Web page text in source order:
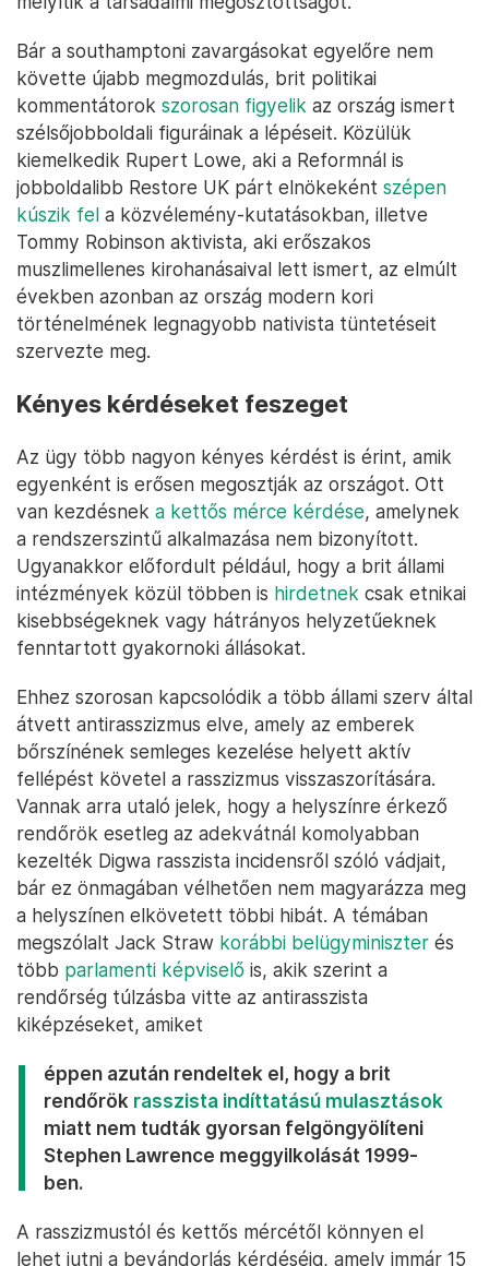
Bár a southamptoni zavargásokat egyelőre nem
követte újabb megmozdulás, brit politikai
kommentátorok szorosan figyelik az ország ismert
szélsőjobboldali figuráinak a lépéseit. Közülük
kiemelkedik Rupert Lowe, aki a Reformnál is
jobboldalibb Restore UK párt elnökeként szépen
kúszik fel a közvélemény-kutatásokban, illetve
Tommy Robinson aktivista, aki erőszakos
muszlimellenes kirohanásaival lett ismert, az elmúlt
években azonban az ország modern kori
történelmének legnagyobb nativista tüntetéseit
szervezte meg.
Kényes kérdéseket feszeget
Az ügy több nagyon kényes kérdést is érint, amik
egyenként is erősen megosztják az országot. Ott
van kezdésnek a kettős mérce kérdése, amelynek
a rendszerszintű alkalmazása nem bizonyított.
Ugyanakkor előfordult például, hogy a brit állami
intézmények közül többen is hirdetnek csak etnikai
kisebbségeknek vagy hátrányos helyzetűeknek
fenntartott gyakornoki állásokat.
Ehhez szorosan kapcsolódik a több állami szerv által
átvett antirasszizmus elve, amely az emberek
bőrszínének semleges kezelése helyett aktív
fellépést követel a rasszizmus visszaszorítására.
Vannak arra utaló jelek, hogy a helyszínre érkező
rendőrök esetleg az adekvátnál komolyabban
kezelték Digwa rasszista incidensről szóló vádjait,
bár ez önmagában vélhetően nem magyarázza meg
a helyszínen elkövetett többi hibát. A témában
megszólalt Jack Straw korábbi belügyminiszter és
több parlamenti képviselő is, akik szerint a
rendőrség túlzásba vitte az antirasszista
kiképzéseket, amiket
éppen azután rendeltek el, hogy a brit
rendőrök rasszista indíttatású mulasztások
miatt nem tudták gyorsan felgöngyölíteni
Stephen Lawrence meggyilkolását 1999-
ben.
A rasszizmustól és kettős mércétől könnyen el
lehet jutni a bevándorlás kérdéséig, amely immár 15